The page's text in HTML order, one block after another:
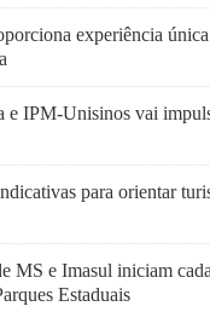
experiência
e IPM-Unisinos vai
para orientar
MS e Imasul iniciam
Estaduais